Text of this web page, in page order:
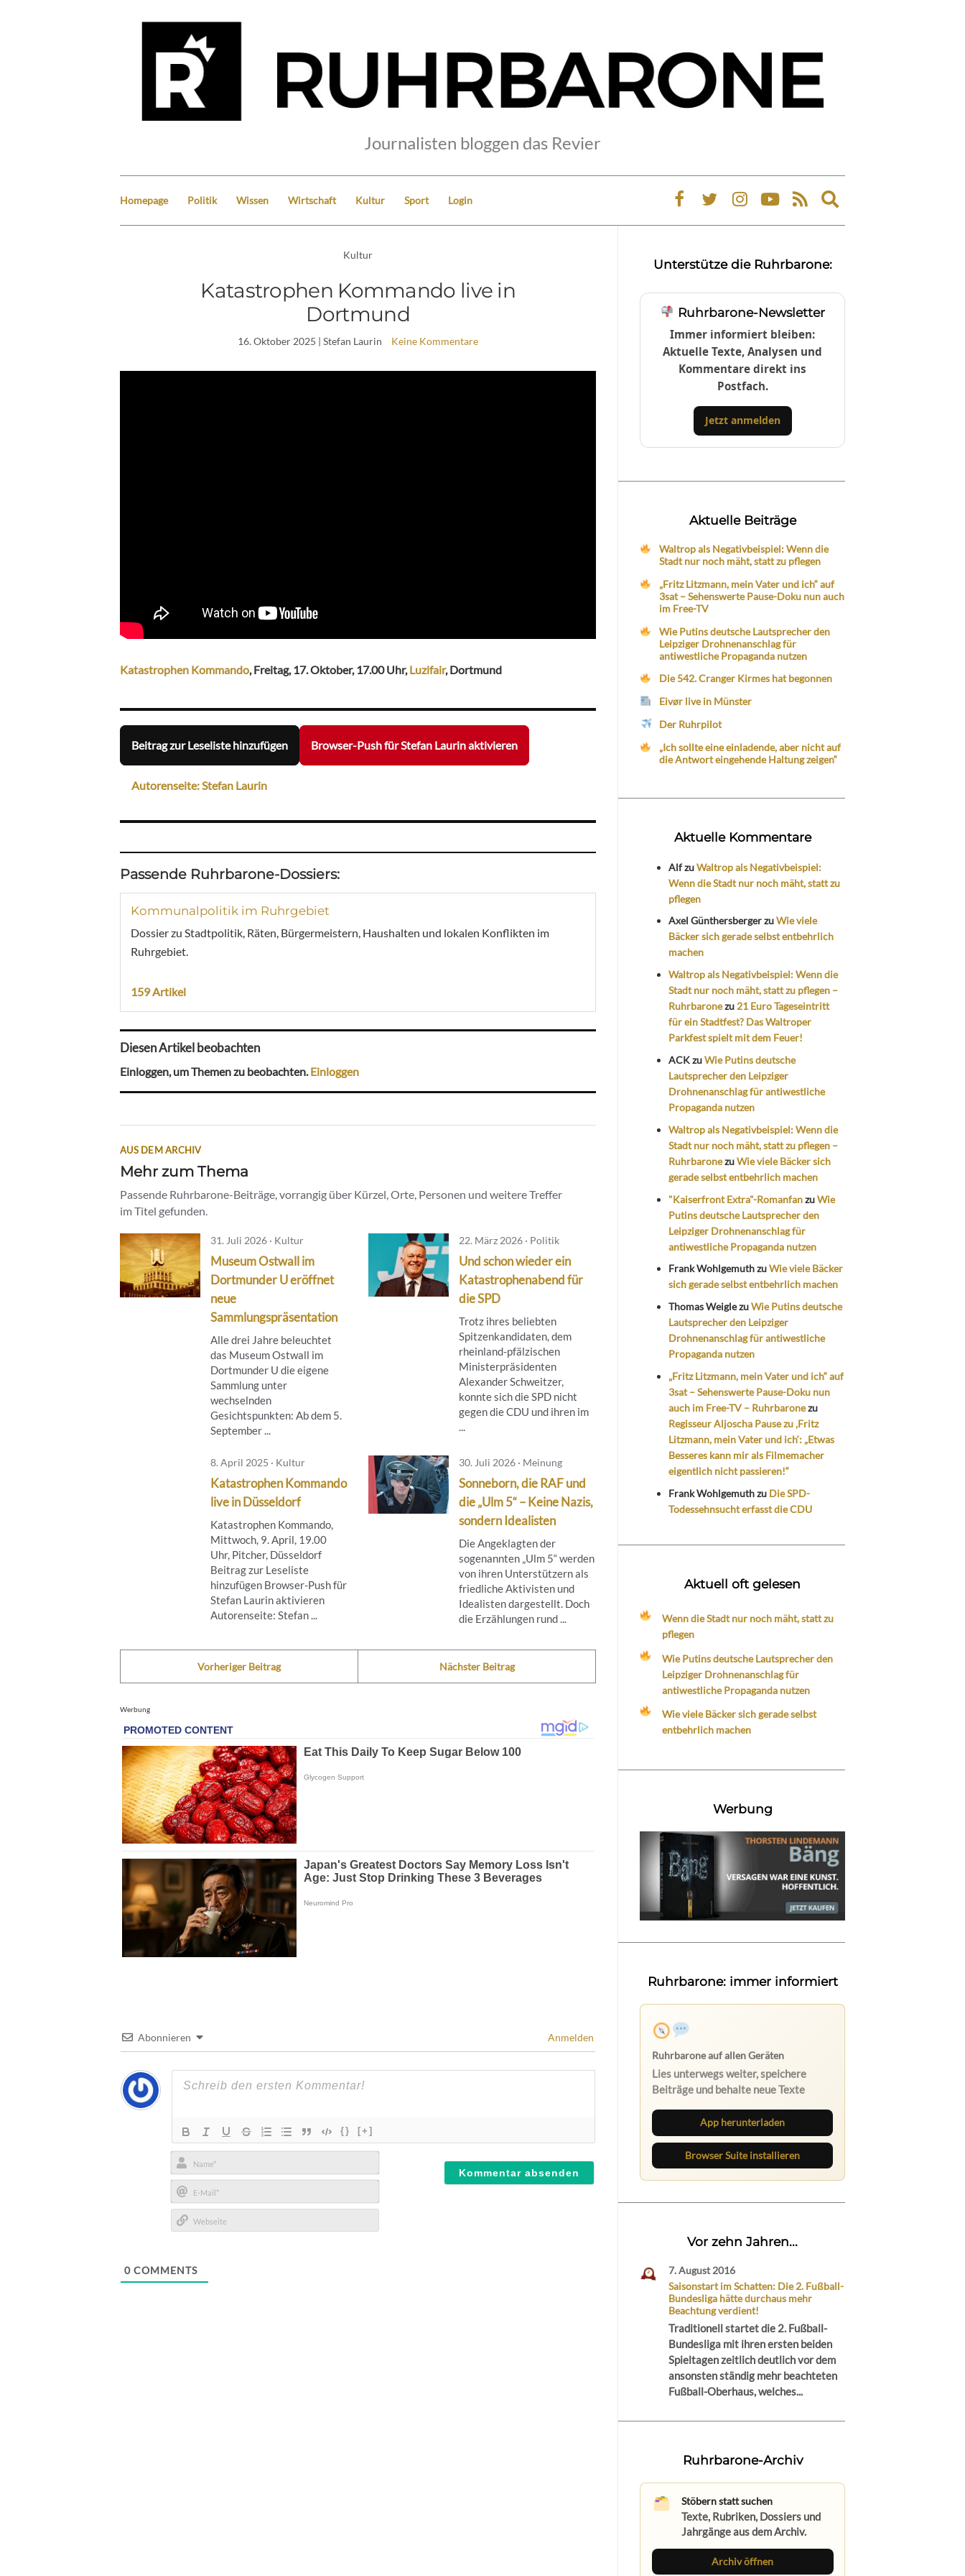
Journalisten bloggen das Revier
Homepage Politik Wissen Wirtschaft Kultur Sport Login
Expand
search
Kultur
Katastrophen Kommando live in
Dortmund
16. Oktober 2025 | Stefan Laurin Keine Kommentare
Katastrophen Kommando, Freitag, 17. Oktober, 17.00 Uhr,Luzifair, Dortmund
Beitrag zur Leseliste hinzufügen Browser-Push für Stefan Laurin aktivieren
Autorenseite: Stefan Laurin
Passende Ruhrbarone-Dossiers:
Kommunalpolitik im Ruhrgebiet
Dossier zu Stadtpolitik, Räten, Bürgermeistern, Haushalten und lokalen Konflikten im
Ruhrgebiet.
159 Artikel
Diesen Artikel beobachten
Einloggen, um Themen zu beobachten.Einloggen
AUS DEM ARCHIV
Mehr zum Thema
Passende Ruhrbarone-Beiträge, vorrangig über Kürzel, Orte, Personen und weitere Treffer
im Titel gefunden.
31. Juli 2026 · Kultur
Museum Ostwall im
Dortmunder U eröffnet
neue
Sammlungspräsentation
Alle drei Jahre beleuchtet
das Museum Ostwall im
Dortmunder U die eigene
Sammlung unter
wechselnden
Gesichtspunkten: Ab dem 5.
September ...
22. März 2026 · Politik
Und schon wieder ein
Katastrophenabend für
die SPD
Trotz ihres beliebten
Spitzenkandidaten, dem
rheinland-pfälzischen
Ministerpräsidenten
Alexander Schweitzer,
konnte sich die SPD nicht
gegen die CDU und ihren im
...
8. April 2025 · Kultur
Katastrophen Kommando
live in Düsseldorf
Katastrophen Kommando,
Mittwoch, 9. April, 19.00
Uhr, Pitcher, Düsseldorf
Beitrag zur Leseliste
hinzufügen Browser-Push für
Stefan Laurin aktivieren
Autorenseite: Stefan ...
30. Juli 2026 · Meinung
Sonneborn, die RAF und
die „Ulm 5“ – Keine Nazis,
sondern Idealisten
Die Angeklagten der
sogenannten „Ulm 5“ werden
von ihren Unterstützern als
friedliche Aktivisten und
Idealisten dargestellt. Doch
die Erzählungen rund ...
Vorheriger Beitrag Nächster Beitrag
Werbung
Abonnieren Anmelden
{} [+]
Name*
E-
Mail*
0 COMMENTS
Unterstütze die Ruhrbarone:
Ruhrbarone-Newsletter
Immer informiert bleiben:
Aktuelle Texte, Analysen und
Kommentare direkt ins
Postfach.
Jetzt anmelden
Aktuelle Beiträge
Waltrop als Negativbeispiel: Wenn die
Stadt nur noch mäht, statt zu pflegen
„Fritz Litzmann, mein Vater und ich“ auf
3sat – Sehenswerte Pause-Doku nun auch
im Free-TV
Wie Putins deutsche Lautsprecher den
Leipziger Drohnenanschlag für
antiwestliche Propaganda nutzen
Die 542. Cranger Kirmes hat begonnen
Eivør live in Münster
Der Ruhrpilot
„Ich sollte eine einladende, aber nicht auf
die Antwort eingehende Haltung zeigen“
Aktuelle Kommentare
AlfzuWaltrop als Negativbeispiel:
Wenn die Stadt nur noch mäht, statt zu
pflegen
Axel GünthersbergerzuWie viele
Bäcker sich gerade selbst entbehrlich
machen
Waltrop als Negativbeispiel: Wenn die
Stadt nur noch mäht, statt zu pflegen –
Ruhrbaronezu 21 Euro Tageseintritt
für ein Stadtfest? Das Waltroper
Parkfest spielt mit dem Feuer!
ACKzuWie Putins deutsche
Lautsprecher den Leipziger
Drohnenanschlag für antiwestliche
Propaganda nutzen
Waltrop als Negativbeispiel: Wenn die
Stadt nur noch mäht, statt zu pflegen –
RuhrbaronezuWie viele Bäcker sich
gerade selbst entbehrlich machen
"Kaiserfront Extra"-RomanfanzuWie
Putins deutsche Lautsprecher den
Leipziger Drohnenanschlag für
antiwestliche Propaganda nutzen
Frank WohlgemuthzuWie viele Bäcker
sich gerade selbst entbehrlich machen
Thomas WeiglezuWie Putins deutsche
Lautsprecher den Leipziger
Drohnenanschlag für antiwestliche
Propaganda nutzen
„Fritz Litzmann, mein Vater und ich“ auf
3sat – Sehenswerte Pause-Doku nun
auch im Free-TV – Ruhrbaronezu
Regisseur Aljoscha Pause zu ‚Fritz
Litzmann, mein Vater und ich‘: „Etwas
Besseres kann mir als Filmemacher
eigentlich nicht passieren!“
Frank Wohlgemuthzu Die SPD-
Todessehnsucht erfasst die CDU
Aktuell oft gelesen
Wenn die Stadt nur noch mäht, statt zu
pflegen
Wie Putins deutsche Lautsprecher den
Leipziger Drohnenanschlag für
antiwestliche Propaganda nutzen
Wie viele Bäcker sich gerade selbst
entbehrlich machen
Werbung
Ruhrbarone: immer informiert
Ruhrbarone auf allen Geräten
Lies unterwegs weiter, speichere
Beiträge und behalte neue Texte
App herunterladen
Browser Suite installieren
Vor zehn Jahren...
7. August 2016
Saisonstart im Schatten: Die 2. Fußball-
Bundesliga hätte durchaus mehr
Beachtung verdient!
Traditionell startet die 2. Fußball-
Bundesliga mit ihren ersten beiden
Spieltagen zeitlich deutlich vor dem
ansonsten ständig mehr beachteten
Fußball-Oberhaus, welches...
Ruhrbarone-Archiv
Stöbern statt suchen
Texte, Rubriken, Dossiers und
Jahrgänge aus dem Archiv.
Archiv öffnen